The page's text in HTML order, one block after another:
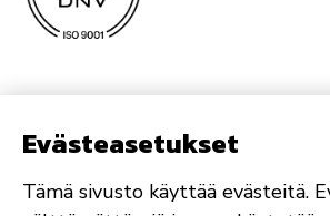
Evästeasetukset
Tämä sivusto käyttää evästeitä.